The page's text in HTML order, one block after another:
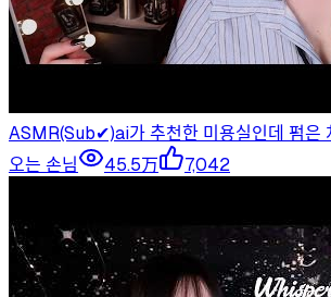
ASMR(Sub✔)ai가 추천한 미용실인데 펌은
오는 손님
45.5万 7,042